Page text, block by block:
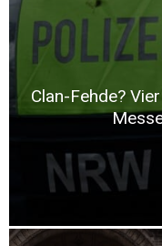
Clan-Fehde?